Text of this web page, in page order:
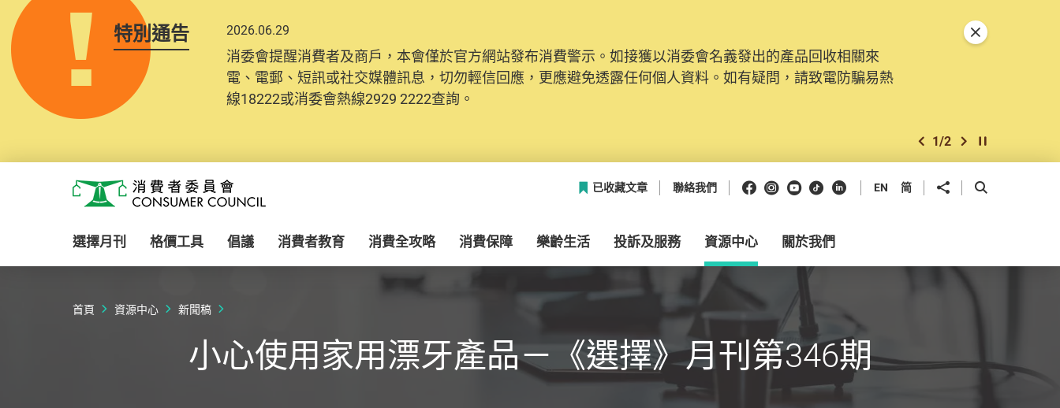
特別通告 2026.06.29
消委會提醒消費者及商戶，本會僅於官方網站發布消費警示。如接獲以消委會名義發出的產品回收相關來
電、電郵、短訊或社交媒體訊息，切勿輕信回應，更應避免透露任何個人資料。如有疑問，請致電防騙易熱
線18222或消委會熱線2929 2222查詢。
上一個
1/2 下一個開始/暫停幻燈
關閉特別通告
消費者委員會
已收藏文章 聯絡我們 Facebook
Instagram
Youtube
抖音領英 EN 简 分享到 開啟搜尋框
選擇月刊 格價工具 倡議 消費者教育 消費全攻略 消費保障 樂齡生活 投訴及服務 資源中心 關於我們
首頁 資源中心 新聞稿
小心使用家用漂牙產品－《選擇》月刊第346期